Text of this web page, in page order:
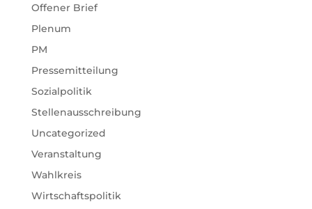
Offener Brief
Plenum
PM
Pressemitteilung
Sozialpolitik
Stellenausschreibung
Uncategorized
Veranstaltung
Wahlkreis
Wirtschaftspolitik